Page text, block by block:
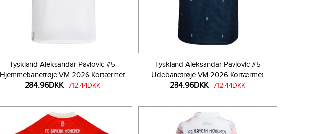
Tyskland Aleksandar Pavlovic #5
Hjemmebanetrøje VM 2026 Kortærmet
284.96DKK 712.44DKK
Tyskland Aleksandar Pavlovic #5
Udebanetrøje VM 2026 Kortærmet
284.96DKK 712.44DKK